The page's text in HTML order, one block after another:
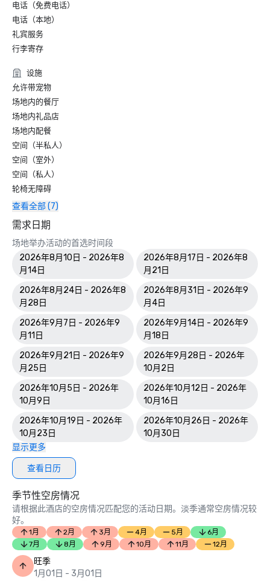
电话（免费电话）
电话（本地）
礼宾服务
行李寄存
设施
允许带宠物
场地内的餐厅
场地内礼品店
场地内配餐
空间（半私人）
空间（室外）
空间（私人）
轮椅无障碍
查看全部 (7)
需求日期
场地举办活动的首选时间段
2026年8月10日 - 2026年8
月14日
2026年8月17日 - 2026年8
月21日
2026年8月24日 - 2026年8
月28日
2026年8月31日 - 2026年9
月4日
2026年9月7日 - 2026年9
月11日
2026年9月14日 - 2026年9
月18日
2026年9月21日 - 2026年9
月25日
2026年9月28日 - 2026年
10月2日
2026年10月5日 - 2026年
10月9日
2026年10月12日 - 2026年
10月16日
2026年10月19日 - 2026年
10月23日
2026年10月26日 - 2026年
10月30日
显示更多
查看日历
季节性空房情况
请根据此酒店的空房情况匹配您的活动日期。淡季通常空房情况较
好。
1月 2月 3月 4月 5月
6月
7月
8月 9月 10月 11月 12月
旺季
1月01日 - 3月01日